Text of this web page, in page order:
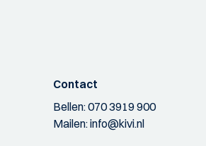
Contact
Bellen:070 3919 900
Mailen:info@kivi.nl